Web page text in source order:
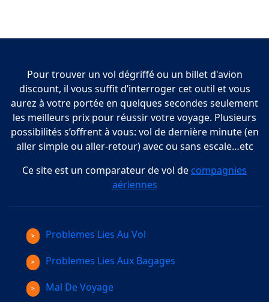
Pour trouver un vol dégriffé ou un billet d'avion
discount, il vous suffit d’interroger cet outil et vous
aurez à votre portée en quelques secondes seulement
les meilleurs prix pour réussir votre voyage. Plusieurs
possibilités s’offrent à vous: vol de dernière minute (en
aller simple ou aller-retour) avec ou sans escale…etc
Ce site est un comparateur de vol de compagnies
aériennes
Problemes Lies Au Vol
Problemes Lies Aux Bagages
Mal De Voyage